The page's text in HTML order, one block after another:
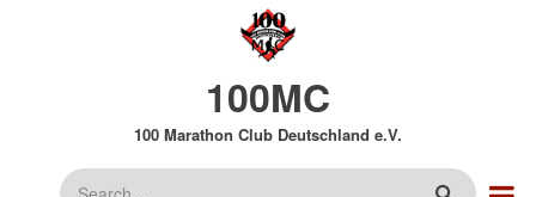
100MC
100 Marathon Club Deutschland e.V.
Suche